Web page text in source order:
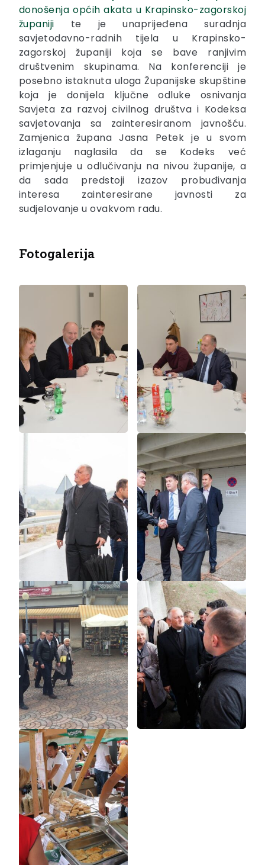
donošenja općih akata u Krapinsko-zagorskoj
županiji te je unaprijeđena suradnja
savjetodavno-radnih tijela u Krapinsko-
zagorskoj županiji koja se bave ranjivim
društvenim skupinama. Na konferenciji je
posebno istaknuta uloga Županijske skupštine
koja je donijela ključne odluke osnivanja
Savjeta za razvoj civilnog društva i Kodeksa
savjetovanja sa zainteresiranom javnošću.
Zamjenica župana Jasna Petek je u svom
izlaganju naglasila da se Kodeks već
primjenjuje u odlučivanju na nivou županije, a
da sada predstoji izazov probuđivanja
interesa zainteresirane javnosti za
sudjelovanje u ovakvom radu.
Fotogalerija